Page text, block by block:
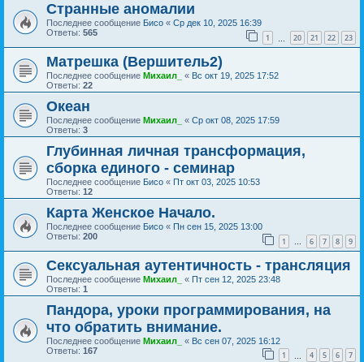
Странные аномалии
Последнее сообщение Бисо « Ср дек 10, 2025 16:39
Ответы: 565 1 20 21 22 23
Матрешка (Вершитель2)
Последнее сообщение Михаил_ « Вс окт 19, 2025 17:52
Ответы: 22
Океан
Последнее сообщение Михаил_ « Ср окт 08, 2025 17:59
Ответы: 3
Глубинная личная трансформация,
сборка единого - семинар
Последнее сообщение Бисо « Пт окт 03, 2025 10:53
Ответы: 12
Карта Женское Начало.
Последнее сообщение Бисо « Пн сен 15, 2025 13:00
Ответы: 200 1 … 6 7 8 9
Сексуальная аутентичность - трансляция
Последнее сообщение Михаил_ « Пт сен 12, 2025 23:48
Ответы: 1
Пандора, уроки программирования, на
что обратить внимание.
Последнее сообщение Михаил_ « Вс сен 07, 2025 16:12
Ответы: 167 1 4 5 6 7